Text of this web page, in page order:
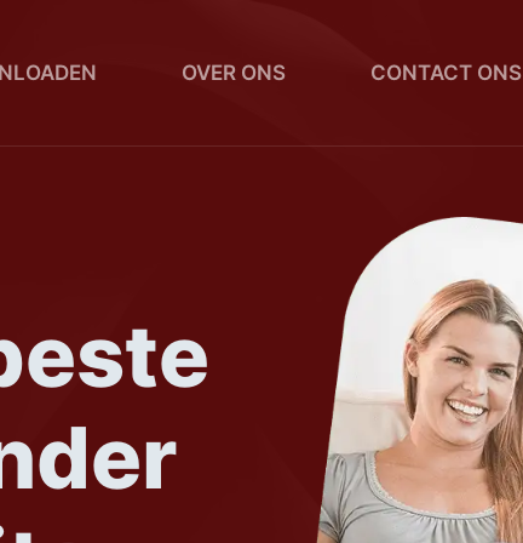
OVER ONS CONTACT ONS